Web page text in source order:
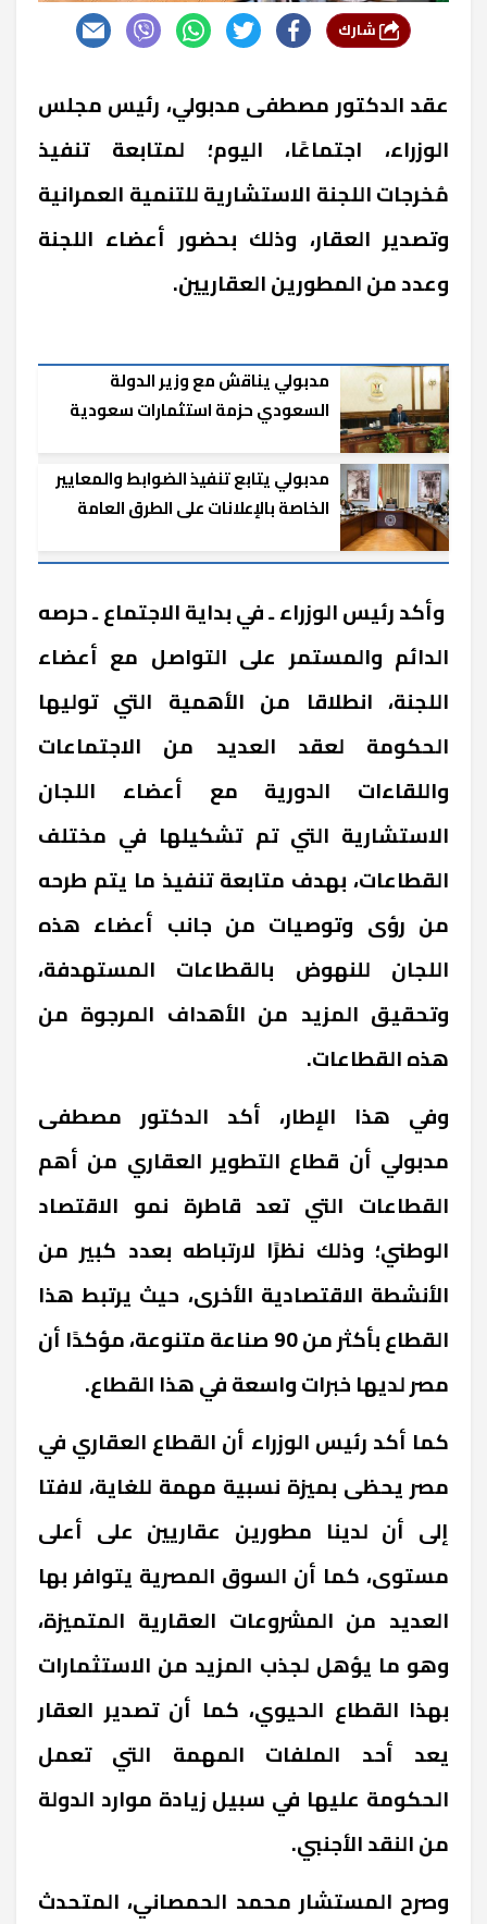
عقد الدكتور مصطفى مدبولي، رئيس مجلس
الوزراء، اجتماعًا، اليوم؛ لمتابعة تنفيذ
مُخرجات اللجنة الاستشارية للتنمية العمرانية
وتصدير العقار، وذلك بحضور أعضاء اللجنة
وعدد من المطورين العقاريين.
مدبولي يناقش مع وزير الدولة
السعودي حزمة استثمارات سعودية
مدبولي يتابع تنفيذ الضوابط والمعايير
الخاصة بالإعلانات على الطرق العامة
وأكد رئيس الوزراء ـ في بداية الاجتماع ـ حرصه
الدائم والمستمر على التواصل مع أعضاء
اللجنة، انطلاقا من الأهمية التي توليها
الحكومة لعقد العديد من الاجتماعات
واللقاءات الدورية مع أعضاء اللجان
الاستشارية التي تم تشكيلها في مختلف
القطاعات، بهدف متابعة تنفيذ ما يتم طرحه
من رؤى وتوصيات من جانب أعضاء هذه
اللجان للنهوض بالقطاعات المستهدفة،
وتحقيق المزيد من الأهداف المرجوة من
هذه القطاعات.
وفي هذا الإطار، أكد الدكتور مصطفى
مدبولي أن قطاع التطوير العقاري من أهم
القطاعات التي تعد قاطرة نمو الاقتصاد
الوطني؛ وذلك نظرًا لارتباطه بعدد كبير من
الأنشطة الاقتصادية الأخرى، حيث يرتبط هذا
القطاع بأكثر من 90 صناعة متنوعة، مؤكدًا أن
مصر لديها خبرات واسعة في هذا القطاع.
كما أكد رئيس الوزراء أن القطاع العقاري في
مصر يحظى بميزة نسبية مهمة للغاية، لافتا
إلى أن لدينا مطورين عقاريين على أعلى
مستوى، كما أن السوق المصرية يتوافر بها
العديد من المشروعات العقارية المتميزة،
وهو ما يؤهل لجذب المزيد من الاستثمارات
بهذا القطاع الحيوي، كما أن تصدير العقار
يعد أحد الملفات المهمة التي تعمل
الحكومة عليها في سبيل زيادة موارد الدولة
من النقد الأجنبي.
وصرح المستشار محمد الحمصاني، المتحدث